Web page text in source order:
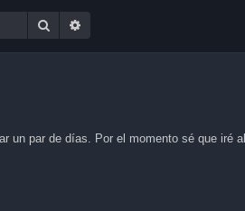
Search
un par de días. Por el momento sé que iré